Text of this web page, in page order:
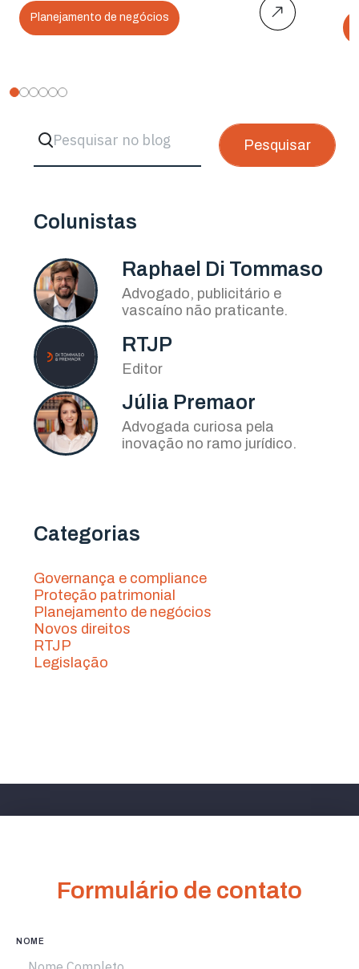
Planejamento de negócios
Pesquisar
Colunistas
Raphael Di Tommaso
Advogado, publicitário e
vascaíno não praticante.
RTJP
Editor
Júlia Premaor
Advogada curiosa pela
inovação no ramo jurídico.
Categorias
Governança e compliance
Proteção patrimonial
Planejamento de negócios
Novos direitos
RTJP
Legislação
Formulário de contato
NOME